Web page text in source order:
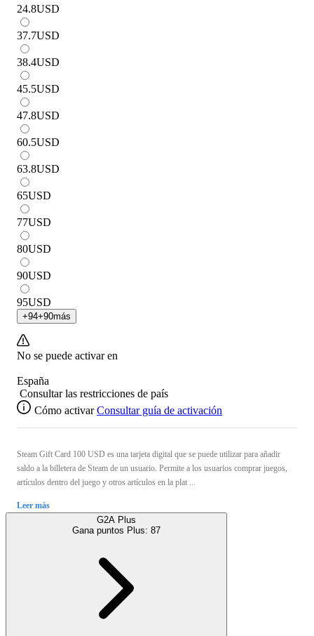
24.8USD
37.7USD
38.4USD
45.5USD
47.8USD
60.5USD
63.8USD
65USD
77USD
80USD
90USD
95USD
+94+90más
No se puede activar en
España
Consultar las restricciones de país
Cómo activar Consultar guía de activación
Steam Gift Card 100 USD es una tarjeta digital que se puede utilizar para añadir
saldo a la billetera de Steam de un usuario. Permite a los usuarios comprar juegos,
artículos dentro del juego y otros artículos en la plat ...
Leer más
G2A Plus
Gana puntos Plus: 87